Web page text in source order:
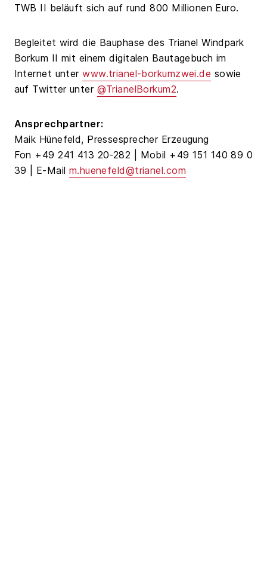
TWB II beläuft sich auf rund 800 Millionen Euro.
Begleitet wird die Bauphase des Trianel Windpark
Borkum II mit einem digitalen Bautagebuch im
Internet unterwww.trianel-borkumzwei.de sowie
auf Twitter unter @TrianelBorkum2.
Ansprechpartner:
Maik Hünefeld, Pressesprecher Erzeugung
Fon +49 241 413 20-282 | Mobil +49 151 140 89 0
39 | E-Mail m.huenefeld@trianel.com